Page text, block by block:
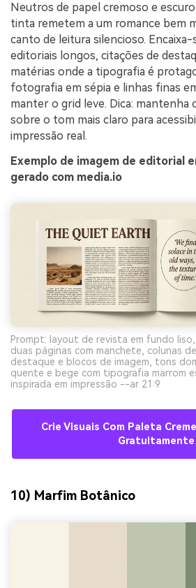
Neutros de papel cremoso e
tinta remetem a um romance bem
canto de leitura silencioso.
editoriais longos, citações de
matérias onde a tipografia é
fotografia em sépia e linhas finas
manter o grid leve. Dica:
sobre o tom mais claro para
impressão real.
Exemplo de imagem de editorial
gerado com media.io
Prompt: layout de revista em fundo
duas páginas com manchete, colunas
destaque e blocos de imagem, tons
quente e bege com tipografia marrom
inspirada em impressão --ar 21:9
Crie Visuais Com Paleta
Gratuitamente
10) Marfim Botânico